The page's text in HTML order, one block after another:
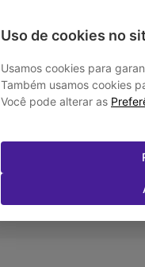
Uso de cookies no
Usamos cookies para
Também usamos cookies
Você pode alterar as